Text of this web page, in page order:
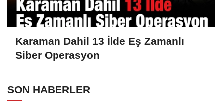
Karaman Dahil 13 İlde Eş Zamanlı
Siber Operasyon
SON HABERLER